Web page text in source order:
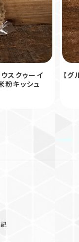
ウスクゥーイ
粉キッシュ
【